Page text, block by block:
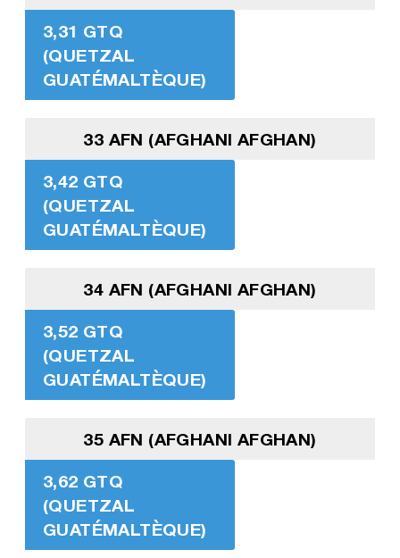
3,31 GTQ
(QUETZAL
GUATÉMALTÈQUE)
33 AFN (AFGHANI AFGHAN)
3,42 GTQ
(QUETZAL
GUATÉMALTÈQUE)
34 AFN (AFGHANI AFGHAN)
3,52 GTQ
(QUETZAL
GUATÉMALTÈQUE)
35 AFN (AFGHANI AFGHAN)
3,62 GTQ
(QUETZAL
GUATÉMALTÈQUE)